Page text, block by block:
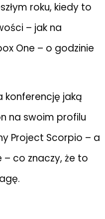
roku, kiedy to
– jak na
One – o godzinie
jaką
na swoim profilu
Project Scorpio – a
co znaczy, że to